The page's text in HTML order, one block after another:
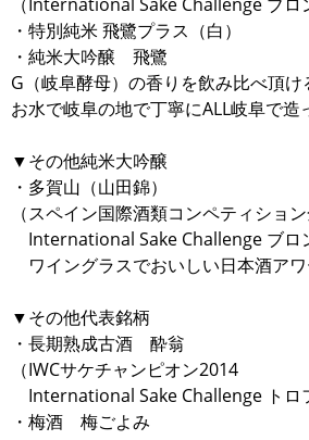
（International Sake Challenge ブロ
・特別純米 飛鷺プラス（白）
・純米大吟醸 飛鷺
G（岐阜酵母）の香りを飲み比べ頂け
お水で岐阜の地で丁寧にALL岐阜で造
▼その他純米大吟醸
・多賀山（山田錦）
（スペイン国際酒類コンペティショ
International Sake Challenge ブロ
ワイングラスでおいしい日本酒アワ
▼その他代表銘柄
・長期熟成古酒 酔翁
（IWCサケチャンピオン2014
International Sake Challenge トロ
・梅酒 梅ごよみ